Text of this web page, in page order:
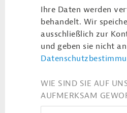
Ihre Daten werden
behandelt. Wir
ausschließlich zur
und geben sie nicht
WIE SIND SIE AUF
AUFMERKSAM